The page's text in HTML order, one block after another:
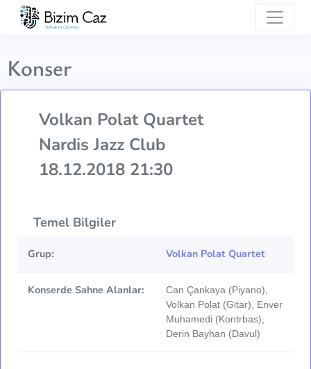
Konser
Volkan Polat Quartet
Nardis Jazz Club
18.12.2018 21:30
Temel Bilgiler
Grup: Volkan Polat Quartet
Konserde Sahne Alanlar:
Can Çankaya (Piyano),
Volkan Polat (Gitar), Enver
Muhamedi (Kontrbas),
Derin Bayhan (Davul)